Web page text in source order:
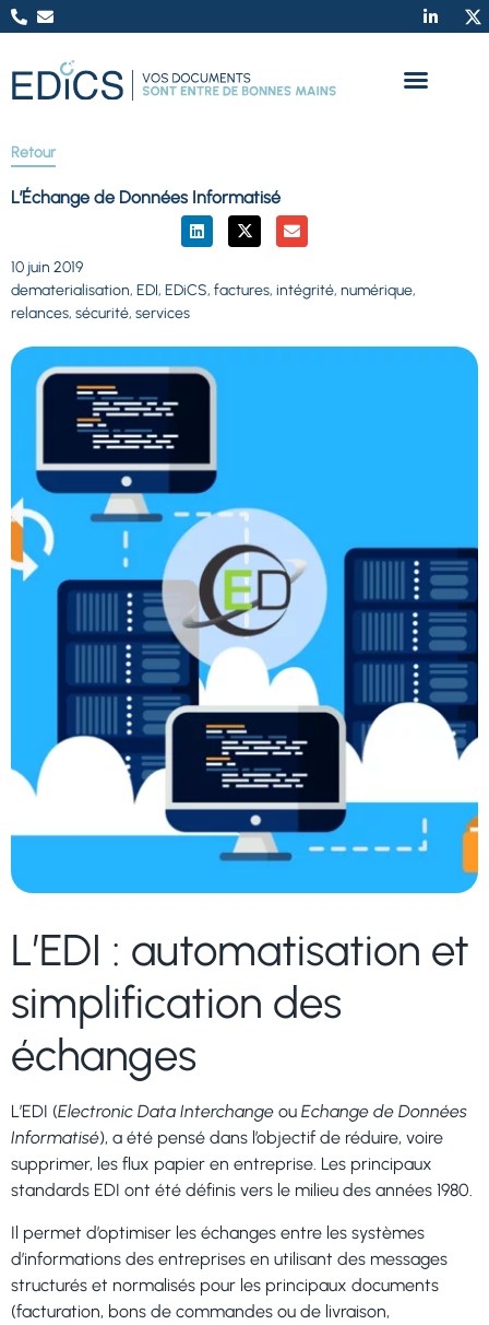
Retour
L’Échange de Données Informatisé
10 juin 2019
dematerialisation, EDI, EDiCS, factures, intégrité, numérique,
relances, sécurité, services
L’EDI : automatisation et
simplification des
échanges
L’EDI (Electronic Data Interchange ou Echange de Données
Informatisé), a été pensé dans l’objectif de réduire, voire
supprimer, les flux papier en entreprise. Les principaux
standards EDI ont été définis vers le milieu des années 1980.
Il permet d’optimiser les échanges entre les systèmes
d’informations des entreprises en utilisant des messages
structurés et normalisés pour les principaux documents
(facturation, bons de commandes ou de livraison,